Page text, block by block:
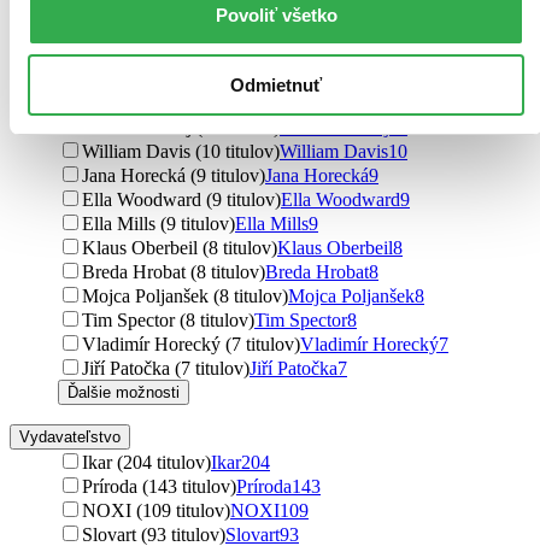
Povoliť všetko
Odmietnuť
Lucia Urbančoková (12 titulov)Lucia Urbančoková
Edita Sipeky (11 titulov)Edita Sipeky11
Dominika Strašiftáková (11 titulov)
William Davis (10 titulov)William Davis10
Jana Horecká (9 titulov)Jana Horecká9
Ella Woodward (9 titulov)Ella Woodward9
Ella Mills (9 titulov)Ella Mills9
Klaus Oberbeil (8 titulov)Klaus Oberbeil8
Breda Hrobat (8 titulov)Breda Hrobat8
Mojca Poljanšek (8 titulov)Mojca Poljanšek8
Tim Spector (8 titulov)Tim Spector8
Vladimír Horecký (7 titulov)Vladimír Horecký7
Jiří Patočka (7 titulov)Jiří Patočka7
Ďalšie možnosti
Vydavateľstvo
Ikar (204 titulov)Ikar204
Príroda (143 titulov)Príroda143
NOXI (109 titulov)NOXI109
Slovart (93 titulov)Slovart93